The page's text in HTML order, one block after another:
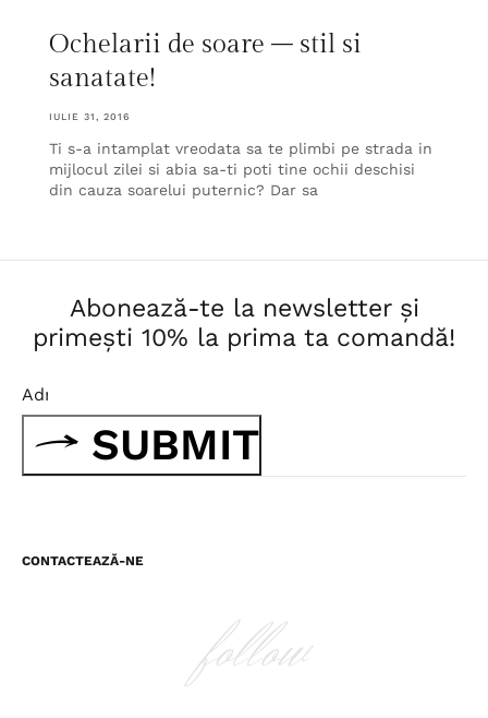
Ochelarii de soare – stil si
sanatate!
IULIE 31, 2016
Ti s-a intamplat vreodata sa te plimbi pe strada in
mijlocul zilei si abia sa-ti poti tine ochii deschisi
din cauza soarelui puternic? Dar sa
Abonează-te la newsletter și
primești 10% la prima ta comandă!
SUBMIT
CONTACTEAZĂ-NE
follow